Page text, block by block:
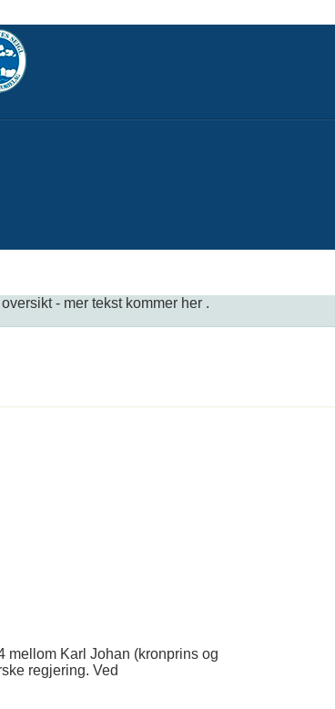
- mer tekst kommer her .
mellom Karl Johan (kronprins og
regjering. Ved